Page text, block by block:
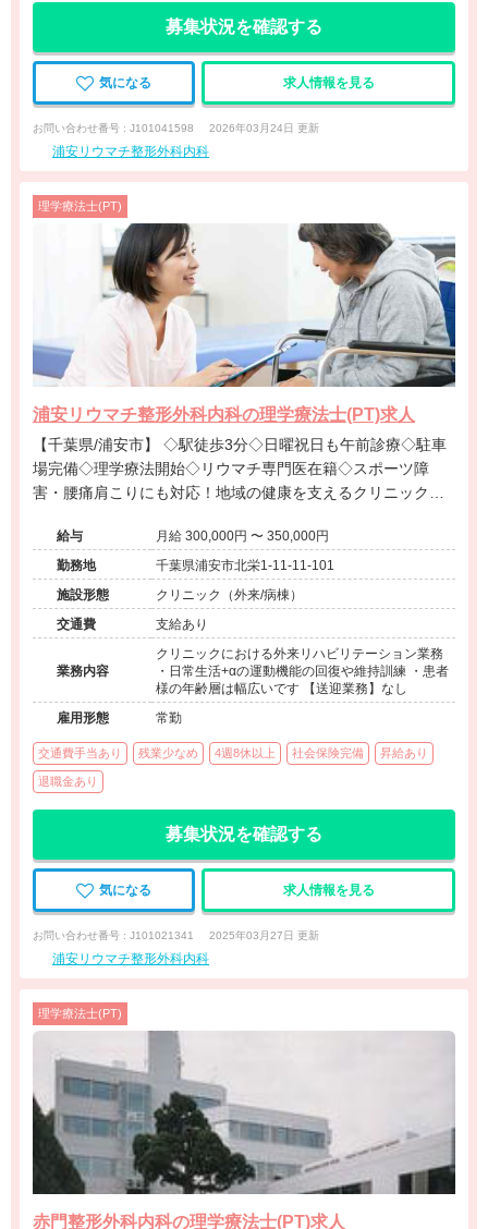
募集状況を確認する
気になる 求人情報を見る
お問い合わせ番号 : J101041598 2026年03月24日 更新
浦安リウマチ整形外科内科
理学療法士(PT)
浦安リウマチ整形外科内科の理学療法士(PT)求人
【千葉県/浦安市】 ◇駅徒歩3分◇日曜祝日も午前診療◇駐車
場完備◇理学療法開始◇リウマチ専門医在籍◇スポーツ障
害・腰痛肩こりにも対応！地域の健康を支えるクリニックで
給与
月給 300,000円 〜 350,000円
勤務地
千葉県浦安市北栄1-11-11-101
施設形態
クリニック（外来/病棟）
交通費
支給あり
業務内容
クリニックにおける外来リハビリテーション業務
・日常生活+αの運動機能の回復や維持訓練 ・患者
様の年齢層は幅広いです 【送迎業務】なし
雇用形態
常勤
交通費手当あり 残業少なめ 4週8休以上 社会保険完備 昇給あり
退職金あり
募集状況を確認する
気になる 求人情報を見る
お問い合わせ番号 : J101021341 2025年03月27日 更新
浦安リウマチ整形外科内科
理学療法士(PT)
赤門整形外科内科の理学療法士(PT)求人